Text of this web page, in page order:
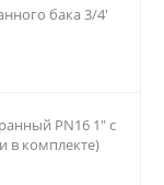
бака 3/4'
PN16 1" с
в комплекте)